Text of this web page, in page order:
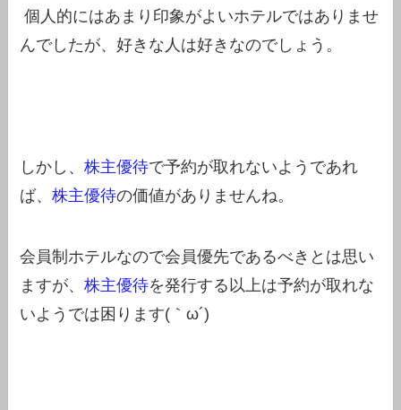
個人的にはあまり印象がよいホテルではありませ
んでしたが、好きな人は好きなのでしょう。
しかし、株主優待で予約が取れないようであれ
ば、株主優待の価値がありませんね。
会員制ホテルなので会員優先であるべきとは思い
ますが、株主優待を発行する以上は予約が取れな
いようでは困ります(｀ω´)